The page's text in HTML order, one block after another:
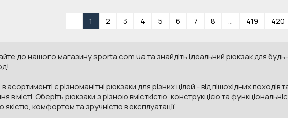
1 2 3 4 5 6 7 8 ... 419 420
до нашого магазину sporta.com.ua та знайдіть ідеальний рюкзак для
асортименті є різноманітні рюкзаки для різних цілей - від пішохідних
в місті. Оберіть рюкзаки з різною вмісткістю, конструкцією та
якістю, комфортом та зручністю в експлуатації.